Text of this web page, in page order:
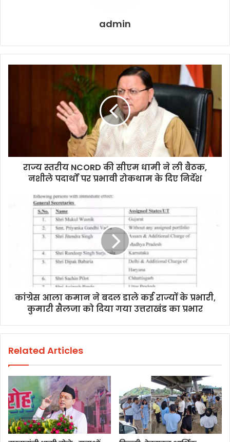
admin
राज्य स्तरीय NCORD की सीएम धामी ने ली बैठक,
नशीले पदार्थों पर प्रभावी रोकथाम के दिए निर्देश
कांग्रेस आला कमान ने बदल डाले कई राज्यों के प्रभारी,
कुमारी सैलजा को दिया गया उत्तराखंड का प्रभार
Related Articles